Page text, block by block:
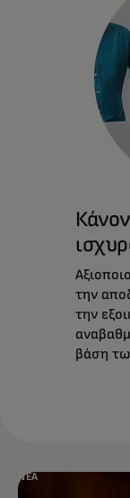
την
την
βάση
ΝΈΑ